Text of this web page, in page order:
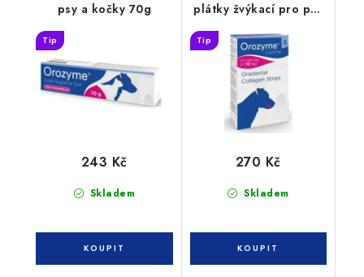
psy a kočky 70g
Tip
Skladem
243 Kč
plátky žvýkací pro psy
Tip
Skladem
270 Kč